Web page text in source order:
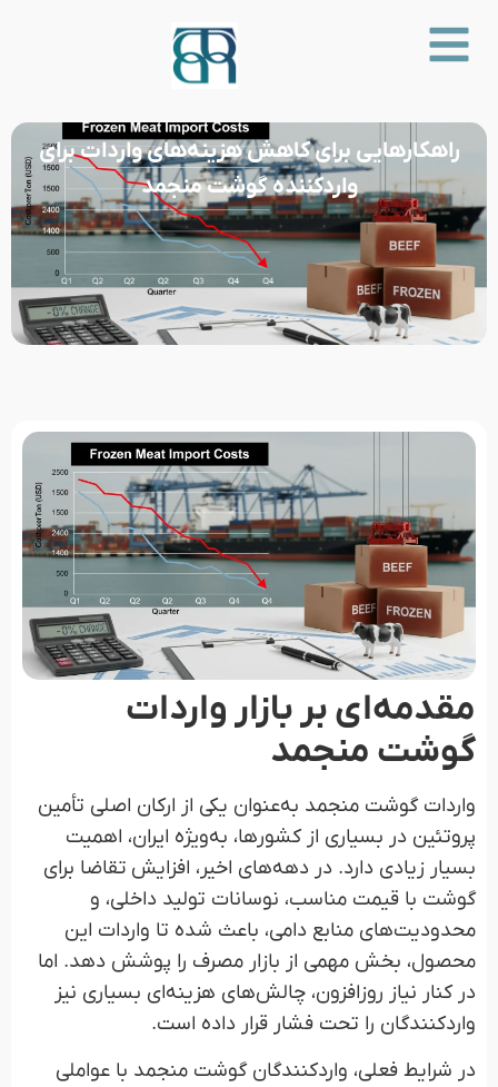
راهکارهایی برای کاهش هزینه‌های واردات برای
واردکننده گوشت منجمد
مقدمه‌ای بر بازار واردات
گوشت منجمد
واردات گوشت منجمد به‌عنوان یکی از ارکان اصلی تأمین
پروتئین در بسیاری از کشورها، به‌ویژه ایران، اهمیت
بسیار زیادی دارد. در دهه‌های اخیر، افزایش تقاضا برای
گوشت با قیمت مناسب، نوسانات تولید داخلی، و
محدودیت‌های منابع دامی، باعث شده تا واردات این
محصول، بخش مهمی از بازار مصرف را پوشش دهد. اما
در کنار نیاز روزافزون، چالش‌های هزینه‌ای بسیاری نیز
واردکنندگان را تحت فشار قرار داده است.
در شرایط فعلی، واردکنندگان گوشت منجمد با عواملی